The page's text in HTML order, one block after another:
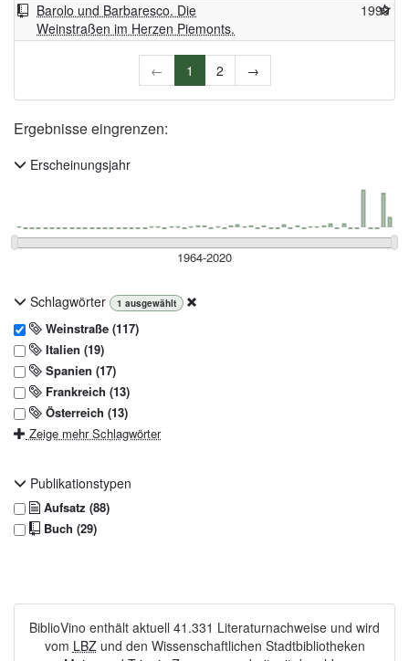
Barolo und Barbaresco. Die
Weinstraßen im Herzen Piemonts.
1999
← 1 2 →
Ergebnisse eingrenzen:
Erscheinungsjahr
Schlagwörter 1 ausgewählt
Weinstraße (117)
Italien (19)
Spanien (17)
Frankreich (13)
Österreich (13)
Zeige mehr Schlagwörter
Publikationstypen
Aufsatz (88)
Buch (29)
BiblioVino enthält aktuell 41.331 Literaturnachweise und wird
vom LBZund den Wissenschaftlichen Stadtbibliotheken